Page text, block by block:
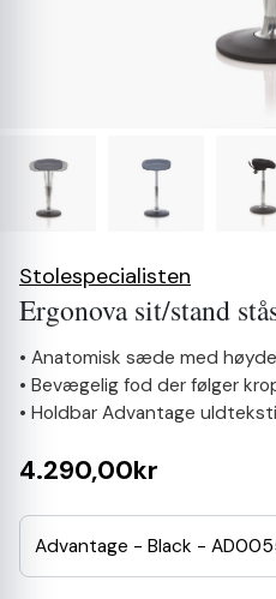
Stolespecialisten
Ergonova sit/stand
• Anatomisk sæde med
• Bevægelig fod der følger
• Holdbar Advantage
4.290,00kr
Advantage - Black -